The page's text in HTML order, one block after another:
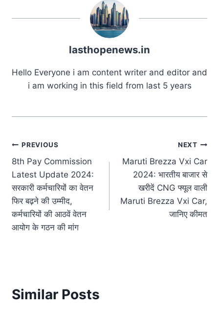
lasthopenews.in
Hello Everyone i am content writer and editor and
i am working in this field from last 5 years
Post
navigation
PREVIOUS
8th Pay Commission
Latest Update 2024:
सरकारी कर्मचारियों का वेतन
फिर बढ़ने की उम्मीद,
कर्मचारियों की आठवें वेतन
आयोग के गठन की मांग
NEXT
Maruti Brezza Vxi Car
2024: भारतीय बाजार से
खरीदें CNG फ्यूल वाली
Maruti Brezza Vxi Car,
जानिए कीमत
Similar Posts